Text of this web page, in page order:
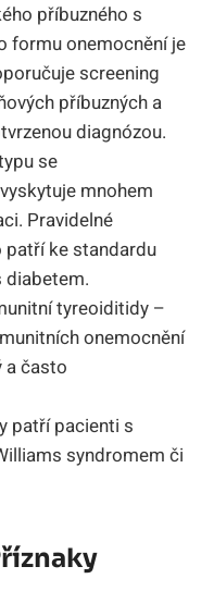
příbuzného s
formu onemocnění je
screening
příbuzných a
diagnózou.
se
mnohem
Pravidelné
ke standardu
diabetem.
tyreoiditidy –
onemocnění
a často
patří pacienti s
syndromem či